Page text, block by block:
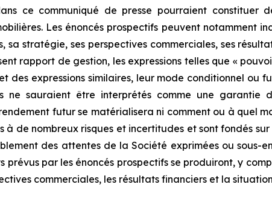
ce communiqué de presse pourraient constituer
Les énoncés prospectifs peuvent notamment
sa stratégie, ses perspectives commerciales, ses
rapport de gestion, les expressions telles que «
des expressions similaires, leur mode conditionnel
ne sauraient être interprétés comme une garantie
futur se matérialisera ni comment ou à quel
à de nombreux risques et incertitudes et sont fondés
des attentes de la Société exprimées ou sous-
par les énoncés prospectifs se produiront, y
commerciales, les résultats financiers et la